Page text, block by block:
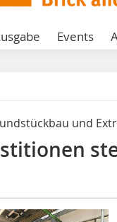
Events
und